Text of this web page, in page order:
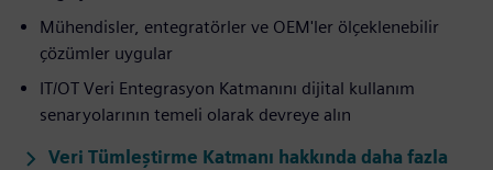
Mühendisler, entegratörler ve OEM'ler ölçeklenebilir
çözümler uygular
IT/OT Veri Entegrasyon Katmanını dijital kullanım
senaryolarının temeli olarak devreye alın
Veri Tümleştirme Katmanı hakkında daha fazla